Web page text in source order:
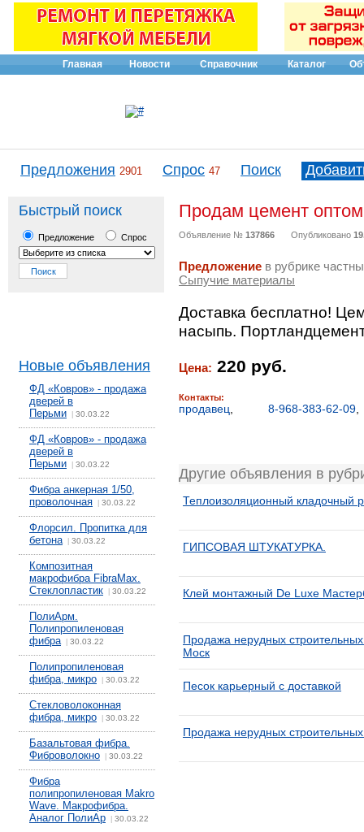
Главная Новости Справочник Каталог
Предложения 2901 Спрос 47 Поиск
Быстрый поиск
Предложение Спрос
Новые объявления
ФД «Ковров» - продажа
дверей в
Перьми
30.03.22
ФД «Ковров» - продажа
дверей в
Перьми
30.03.22
Фибра анкерная 1/50,
проволочная
30.03.22
Флорсил. Пропитка для
бетона| 30.03.22
Композитная
макрофибра FibraMax.
Стеклопластик
30.03.22
ПолиАрм.
Полипропиленовая
фибра| 30.03.22
Полипропиленовая
фибра, микро
30.03.22
Стекловолоконная
фибра, микро
30.03.22
Базальтовая фибра.
Фиброволокно
30.03.22
Фибра
полипропиленовая Makro
Wave. Макрофибра.
Аналог ПолиАр
30.03.22
Продам цемент
Объявление № 137866 Опубликовано
Предложение в рубрике
Сыпучие материалы
Доставка бесплатно!
насыпь.
Цена: 220 руб.
Контакты:
продавец 8-968-383-62-09
Другие объявления в
Теплоизоляционный кладочный
ГИПСОВАЯ ШТУКАТУРКА.
Клей монтажный De Luxe
Продажа нерудных
Моск
Песок карьерный с доставкой
Продажа нерудных